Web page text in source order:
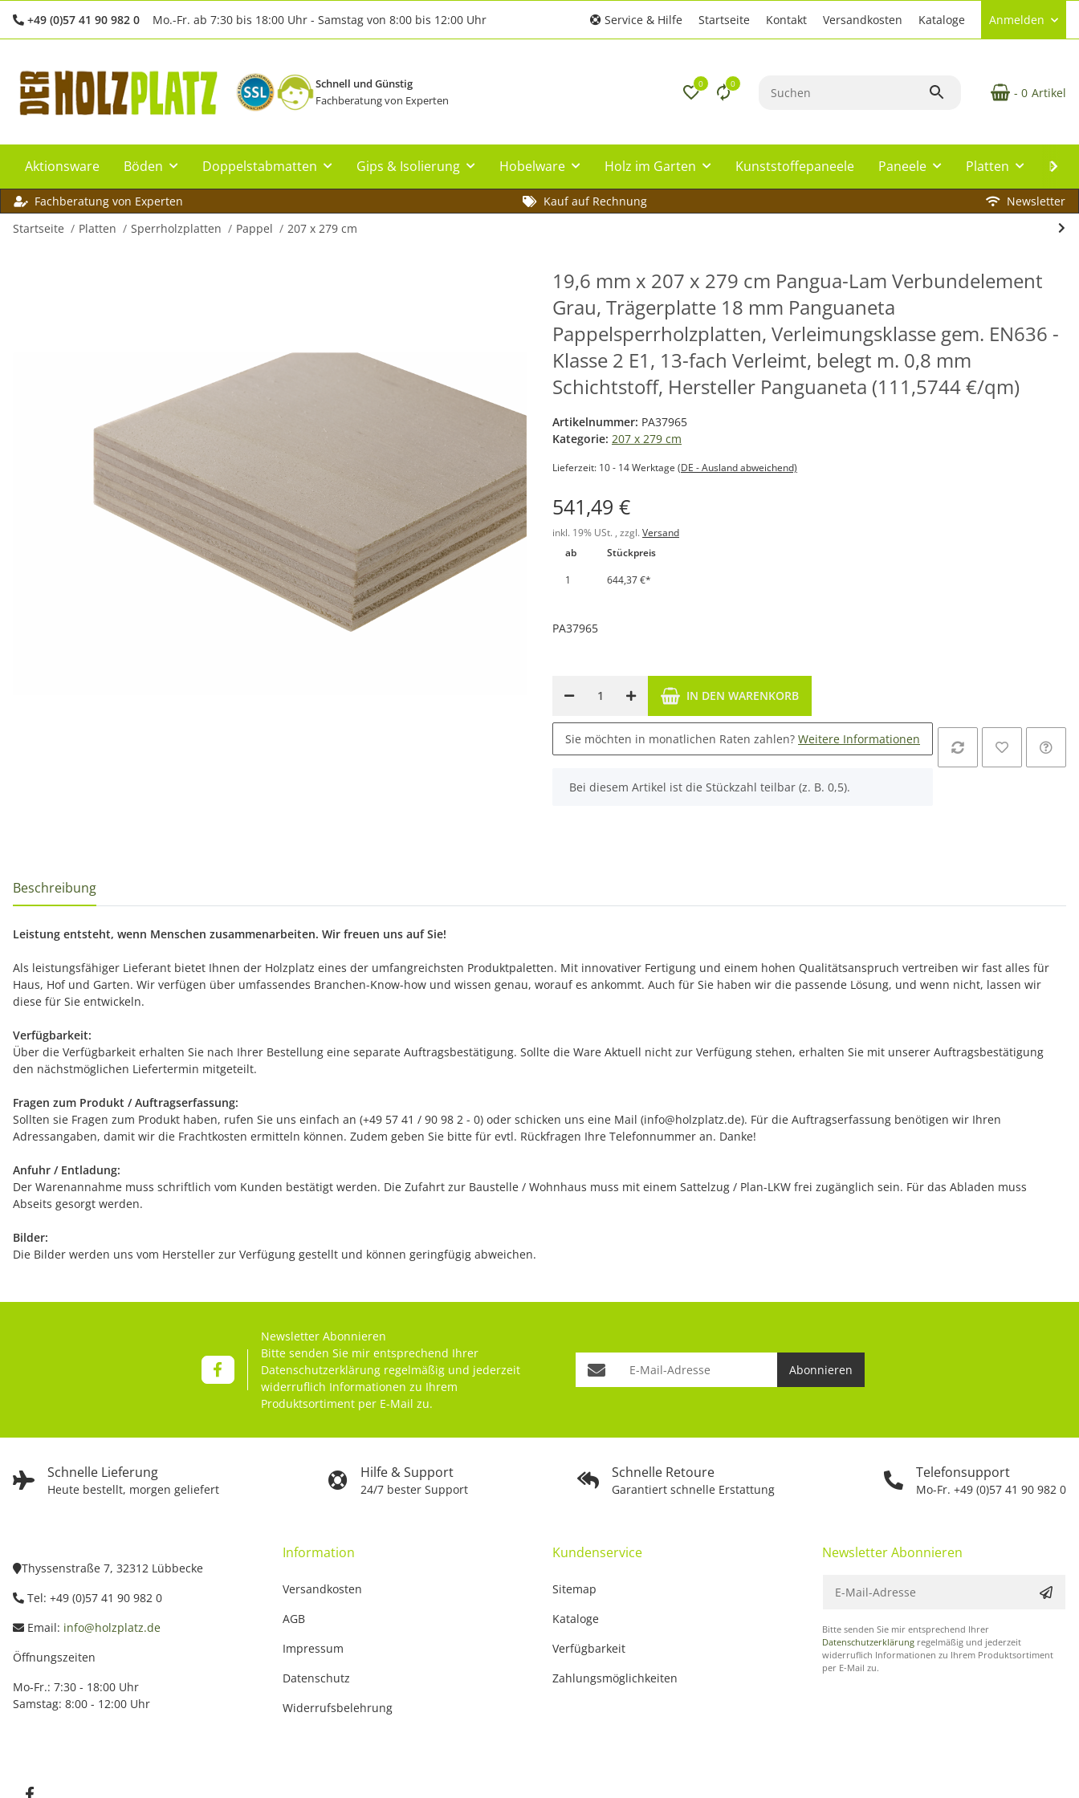
+49 (0)57 41 90 982 0 Mo.-Fr. ab 7:30 bis 18:00 Uhr - Samstag von 8:00 bis 12:00 Uhr Service & Hilfe Startseite Kontakt Versandkosten Kataloge Anmelden
Schnell und Günstig
Fachberatung von Experten
0 0
- 0 Artikel
Aktionsware Böden Doppelstabmatten Gips & Isolierung Hobelware Holz im Garten Kunststoffepaneele Paneele Platten
Fachberatung von Experten Kauf auf Rechnung
Newsletter
Startseite
Platten Sperrholzplatten Pappel 207 x 279 cm
19,6 mm x 207 x 279 cm Pangua-Lam Verbundelement
Grau, Trägerplatte 18 mm Panguaneta
Pappelsperrholzplatten, Verleimungsklasse gem. EN636 -
Klasse 2 E1, 13-fach Verleimt, belegt m. 0,8 mm
Schichtstoff, Hersteller Panguaneta (111,5744 €/qm)
Artikelnummer: PA37965
Kategorie: 207 x 279 cm
Lieferzeit: 10 - 14 Werktage (DE - Ausland abweichend)
541,49 €
inkl. 19% USt. , zzgl. Versand
ab
Stückpreis
1
644,37 €*
PA37965
IN DEN WARENKORB
Sie möchten in monatlichen Raten zahlen? Weitere Informationen
x
Bei diesem Artikel ist die Stückzahl teilbar (z. B. 0,5).
Beschreibung
Leistung entsteht, wenn Menschen zusammenarbeiten. Wir freuen uns auf Sie!
Als leistungsfähiger Lieferant bietet Ihnen der Holzplatz eines der umfangreichsten Produktpaletten. Mit innovativer Fertigung und einem hohen Qualitätsanspruch vertreiben wir fast alles für
Haus, Hof und Garten. Wir verfügen über umfassendes Branchen-Know-how und wissen genau, worauf es ankommt. Auch für Sie haben wir die passende Lösung, und wenn nicht, lassen wir
diese für Sie entwickeln.
Verfügbarkeit:
Über die Verfügbarkeit erhalten Sie nach Ihrer Bestellung eine separate Auftragsbestätigung. Sollte die Ware Aktuell nicht zur Verfügung stehen, erhalten Sie mit unserer Auftragsbestätigung
den nächstmöglichen Liefertermin mitgeteilt.
Fragen zum Produkt / Auftragserfassung:
Sollten sie Fragen zum Produkt haben, rufen Sie uns einfach an (+49 57 41 / 90 98 2 - 0) oder schicken uns eine Mail (info@holzplatz.de). Für die Auftragserfassung benötigen wir Ihren
Adressangaben, damit wir die Frachtkosten ermitteln können. Zudem geben Sie bitte für evtl. Rückfragen Ihre Telefonnummer an. Danke!
Anfuhr / Entladung:
Der Warenannahme muss schriftlich vom Kunden bestätigt werden. Die Zufahrt zur Baustelle / Wohnhaus muss mit einem Sattelzug / Plan-LKW frei zugänglich sein. Für das Abladen muss
Abseits gesorgt werden.
Bilder:
Die Bilder werden uns vom Hersteller zur Verfügung gestellt und können geringfügig abweichen.
Schnelle Lieferung
Heute bestellt, morgen geliefert
Hilfe & Support
24/7 bester Support
Schnelle Retoure
Garantiert schnelle Erstattung
Telefonsupport
Mo-Fr. +49 (0)57 41 90 982 0
Newsletter Abonnieren
Bitte senden Sie mir entsprechend Ihrer
Datenschutzerklärung regelmäßig und jederzeit
widerruflich Informationen zu Ihrem
Produktsortiment per E-Mail zu.
Abonnieren
Thyssenstraße 7, 32312 Lübbecke
Tel: +49 (0)57 41 90 982 0
Email: info@holzplatz.de
Öffnungszeiten
Mo-Fr.: 7:30 - 18:00 Uhr
Samstag: 8:00 - 12:00 Uhr
Information
Versandkosten
AGB
Impressum
Datenschutz
Widerrufsbelehrung
Kundenservice
Sitemap
Kataloge
Verfügbarkeit
Zahlungsmöglichkeiten
Newsletter Abonnieren
Bitte senden Sie mir entsprechend Ihrer
Datenschutzerklärung regelmäßig und jederzeit
widerruflich Informationen zu Ihrem Produktsortiment
per E-Mail zu.